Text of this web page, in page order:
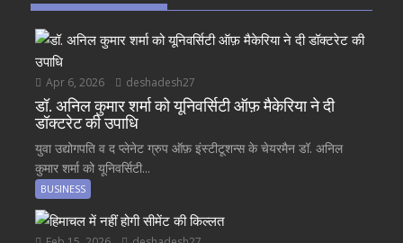
Apr 6, 2026 deshadesh27
डॉ. अनिल कुमार शर्मा को यूनिवर्सिटी ऑफ़ मैकेरिया ने दी
डॉक्टरेट की उपाधि
युवा उद्योगपति व द प्लेनेट ग्रुप ऑफ़ इंस्टीटूशन्स के चेयरमैन डॉ. अनिल
कुमार शर्मा को यूनिवर्सिटी...
BUSINESS